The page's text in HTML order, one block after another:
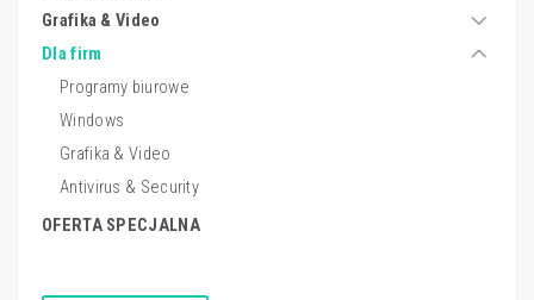
Grafika & Video
Dla firm
Programy biurowe
Windows
Grafika & Video
Antivirus & Security
OFERTA SPECJALNA